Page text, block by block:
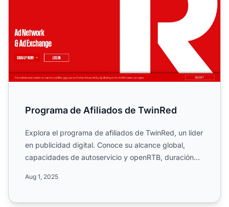
Programa de Afiliados de TwinRed
Explora el programa de afiliados de TwinRed, un líder
en publicidad digital. Conoce su alcance global,
capacidades de autoservicio y openRTB, duración
Aug 1, 2025